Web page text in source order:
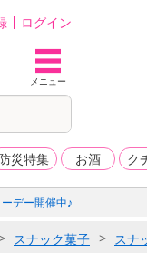
ログイン
メニュー
災特集 お酒 ク
デー開催中♪
スナック菓子 スナ